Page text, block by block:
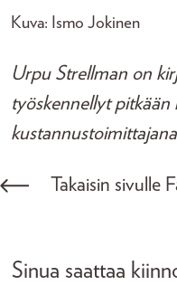
Kuva: Ismo Jokinen
Urpu Strellman on
työskennellyt pitkään
Takaisin sivulle
Sinua saattaa